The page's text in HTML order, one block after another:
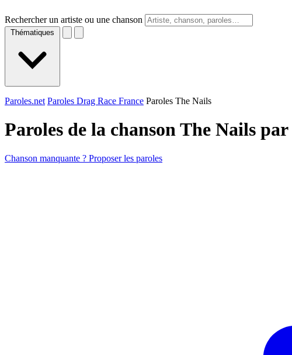
Rechercher un artiste ou une chanson
Thématiques
Paroles.net Paroles Drag Race France Paroles The Nails
Paroles de la chanson The Nails par
Chanson manquante ? Proposer les paroles